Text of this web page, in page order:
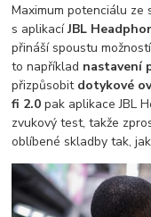
Maximum potenciálu ze
s aplikacíJBL
přináší spoustu
to například nastavení
přizpůsobit dotykové
fi 2.0pak aplikace JBL
zvukový test, takže
oblíbené skladby tak,